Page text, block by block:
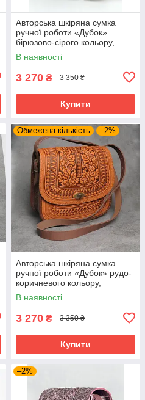
Авторська шкіряна сумка
ручної роботи «Дубок»
бірюзово-сірого кольору,
25×26×10 см
В наявності
3 270 ₴ 3 350 ₴
Купити
Обмежена кількість –2%
Авторська шкіряна сумка
ручної роботи «Дубок» рудо-
коричневого кольору,
25×26×10 см
В наявності
3 270 ₴ 3 350 ₴
Купити
–2%